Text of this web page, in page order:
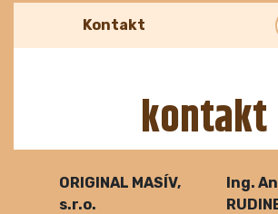
Kontakt
kontakt
ORIGINAL MASÍV,
s.r.o.
Ing.